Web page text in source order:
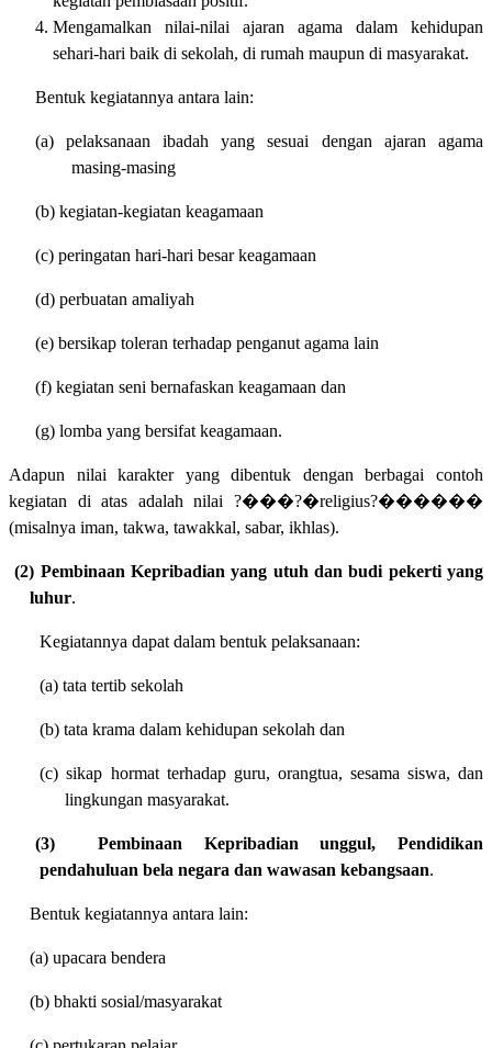
Mengamalkan nilai-nilai ajaran agama dalam kehidupan
sehari-hari baik di sekolah, di rumah maupun di masyarakat.
Bentuk kegiatannya antara lain:
(a) pelaksanaan ibadah yang sesuai dengan ajaran agama
masing-masing
(b) kegiatan-kegiatan keagamaan
(c) peringatan hari-hari besar keagamaan
(d) perbuatan amaliyah
(e) bersikap toleran terhadap penganut agama lain
(f) kegiatan seni bernafaskan keagamaan dan
(g) lomba yang bersifat keagamaan.
Adapun nilai karakter yang dibentuk dengan berbagai contoh
kegiatan di atas adalah nilai ?���?�religius?������
(misalnya iman, takwa, tawakkal, sabar, ikhlas).
(2) Pembinaan Kepribadian yang utuh dan budi pekerti yang
luhur.
Kegiatannya dapat dalam bentuk pelaksanaan:
(a) tata tertib sekolah
(b) tata krama dalam kehidupan sekolah dan
(c) sikap hormat terhadap guru, orangtua, sesama siswa, dan
lingkungan masyarakat.
(3) Pembinaan Kepribadian unggul,
Pendidikan
pendahuluan bela negara dan wawasan kebangsaan.
Bentuk kegiatannya antara lain:
(a) upacara bendera
(b) bhakti sosial/masyarakat